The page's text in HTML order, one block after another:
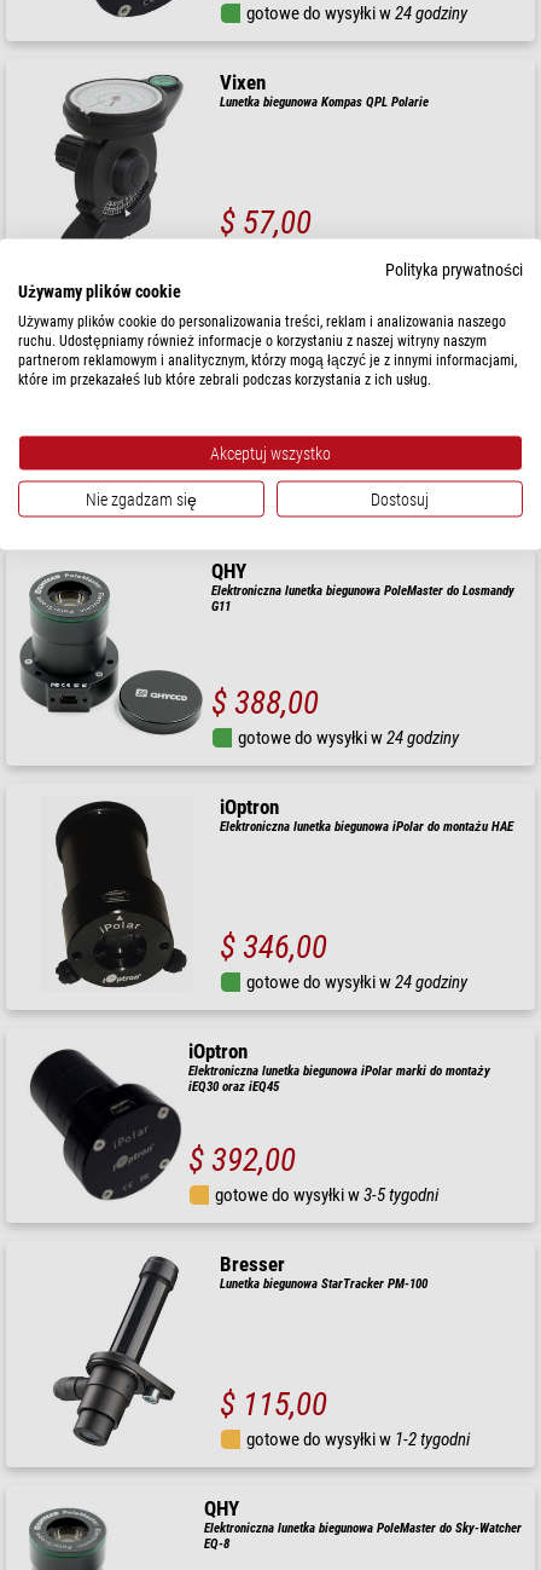
gotowe do wysyłki w24 godziny
Vixen
Lunetka biegunowa Kompas QPL Polarie
$ 57,00
1-2 tygodni
Vixen
Lunetka biegunowa Polarie U PF-L II
$ 376,00
gotowe do wysyłki w1-2 tygodni
QHY
Elektroniczna lunetka biegunowa PoleMaster do Losmandy
G11
$ 388,00
gotowe do wysyłki w24 godziny
iOptron
Elektroniczna lunetka biegunowa iPolar do montażu HAE
$ 346,00
gotowe do wysyłki w24 godziny
iOptron
Elektroniczna lunetka biegunowa iPolar marki do montaży
iEQ30 oraz iEQ45
$ 392,00
gotowe do wysyłki w3-5 tygodni
Bresser
Lunetka biegunowa StarTracker PM-100
$ 115,00
gotowe do wysyłki w 1-2 tygodni
QHY
Elektroniczna lunetka biegunowa PoleMaster do Sky-Watcher
EQ-8
Polityka prywatności
Używamy plików cookie
Używamy plików cookie do personalizowania treści, reklam i analizowania naszego
ruchu. Udostępniamy również informacje o korzystaniu z naszej witryny naszym
partnerom reklamowym i analitycznym, którzy mogą łączyć je z innymi informacjami,
które im przekazałeś lub które zebrali podczas korzystania z ich usług.
Akceptuj wszystko
Nie zgadzam się Dostosuj